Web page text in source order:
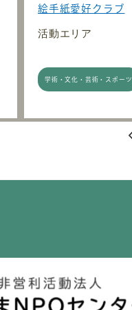
絵手紙愛好クラブ
活動エリア
学術・文化・芸術・スポーツ